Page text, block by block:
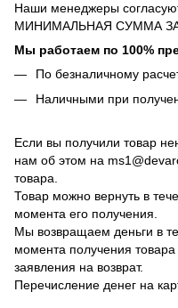
Наши менеджеры
МИНИМАЛЬНАЯ СУММА
Мы работаем по 100%
По безналичному
Наличными при
Если вы получили товар
нам об этом на
товара.
Товар можно вернуть в
момента его получения.
Мы возвращаем деньги в
момента получения
заявления на возврат.
Перечисление денег на